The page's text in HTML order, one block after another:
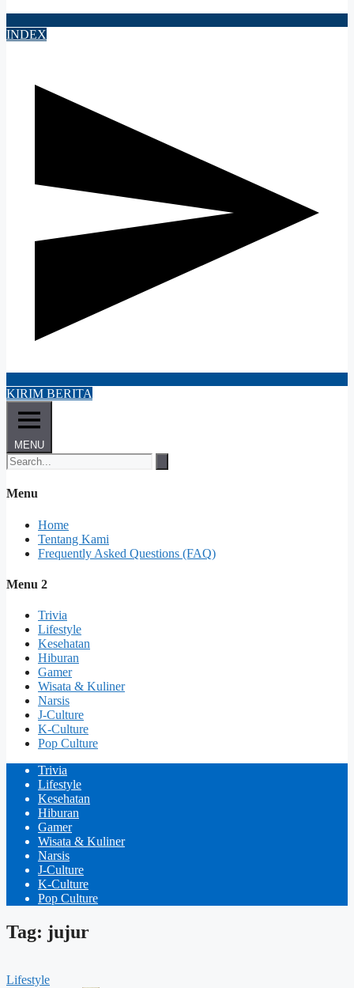
INDEX
KIRIM BERITA
MENU
Menu
Home
Tentang Kami
Frequently Asked Questions (FAQ)
Menu 2
Trivia
Lifestyle
Kesehatan
Hiburan
Gamer
Wisata & Kuliner
Narsis
J-Culture
K-Culture
Pop Culture
Trivia
Lifestyle
Kesehatan
Hiburan
Gamer
Wisata & Kuliner
Narsis
J-Culture
K-Culture
Pop Culture
Tag: jujur
Lifestyle